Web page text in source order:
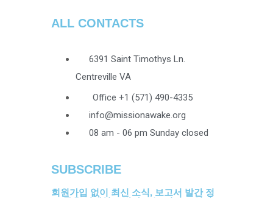
ALL CONTACTS
6391 Saint Timothys Ln.
Centreville VA
Office +1 (571) 490-4335
info@missionawake.org
08 am - 06 pm Sunday closed
SUBSCRIBE
회원가입 없이 최신 소식, 보고서 발간 정